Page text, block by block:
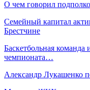
О чем говорил
Семейный капитал
Брестчине
Баскетбольная команда
чемпионата…
Александр Лукашенко